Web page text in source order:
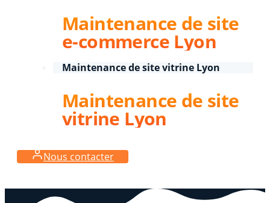
Maintenance de site
e-commerce Lyon
Maintenance de site vitrine Lyon
Maintenance de site
vitrine Lyon
Nous contacter